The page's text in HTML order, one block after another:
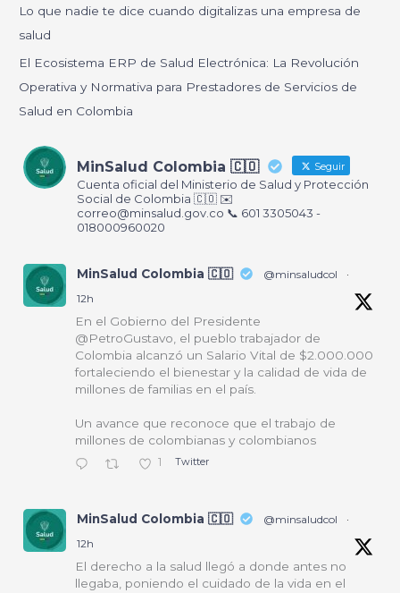
r
:
Lo que nadie te dice cuando digitalizas una empresa de
salud
El Ecosistema ERP de Salud Electrónica: La Revolución
Operativa y Normativa para Prestadores de Servicios de
Salud en Colombia
MinSalud Colombia 🇨🇴 Seguir
Cuenta oficial del Ministerio de Salud y Protección
Social de Colombia 🇨🇴 ✉️
correo@minsalud.gov.co 📞 601 3305043 -
018000960020
MinSalud Colombia 🇨🇴 @minsaludcol
·
12h
En el Gobierno del Presidente
@PetroGustavo, el pueblo trabajador de
Colombia alcanzó un Salario Vital de $2.000.000
fortaleciendo el bienestar y la calidad de vida de
millones de familias en el país.
Un avance que reconoce que el trabajo de
millones de colombianas y colombianos
1 Twitter
MinSalud Colombia 🇨🇴 @minsaludcol
·
12h
El derecho a la salud llegó a donde antes no
llegaba, poniendo el cuidado de la vida en el